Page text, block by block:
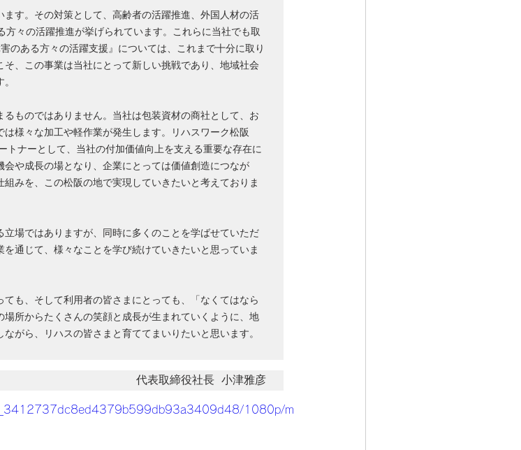
す。その対策として、高齢者の活躍推進、外国人材の活
方々の活躍推進が挙げられています。これらに当社でも取
のある方々の活躍支援』については、これまで十分に取り
、この事業は当社にとって新しい挑戦であり、地域社会
ものではありません。当社は包装資材の商社として、お
様々な加工や軽作業が発生します。リハスワーク松阪
ナーとして、当社の付加価値向上を支える重要な存在に
や成長の場となり、企業にとっては価値創造につなが
みを、この松阪の地で実現していきたいと考えておりま
場ではありますが、同時に多くのことを学ばせていただ
通じて、様々なことを学び続けていきたいと思っていま
も、そして利用者の皆さまにとっても、「なくてはなら
所からたくさんの笑顔と成長が生まれていくように、地
がら、リハスの皆さまと育ててまいりたいと思います。
代表取締役社長 小津雅彦
1080p/m